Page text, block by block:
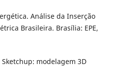
Análise da Inserção
Brasileira. Brasília: EPE,
Sketchup: modelagem 3D